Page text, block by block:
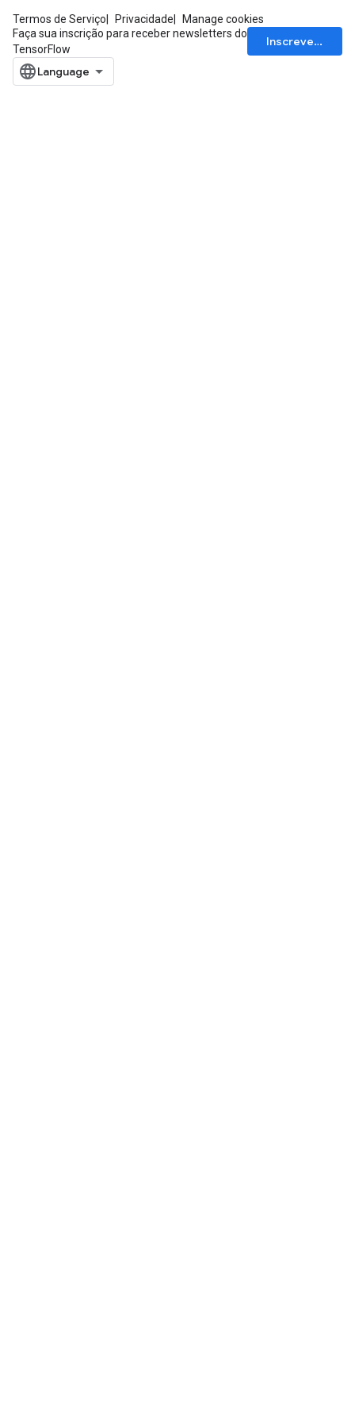
Termos de Serviço Privacidade
Manage cookies
Faça sua inscrição para receber newsletters do
TensorFlow
Inscrever-se